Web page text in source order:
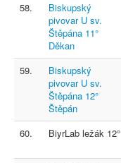
58.
Biskupský
pivovar U sv.
Štěpána 11°
Děkan
59.
Biskupský
pivovar U sv.
Štěpána 12°
Štěpán
60. BiyrLab ležák 12°